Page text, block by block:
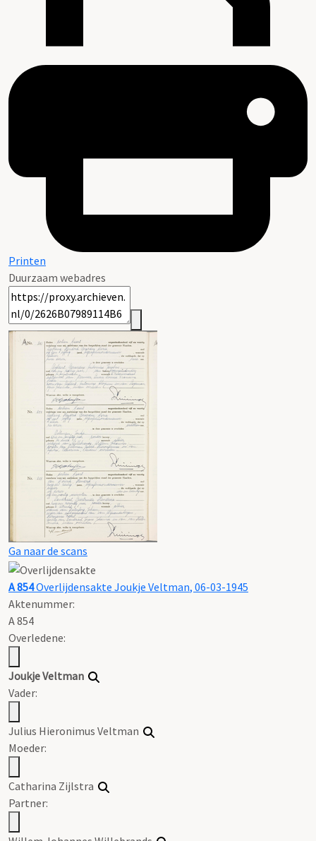
Printen
Duurzaam webadres
Ga naar de scans
A 854Overlijdensakte Joukje Veltman, 06-03-1945
Aktenummer:
A 854
Overledene:
JoukjeVeltman
Vader:
Julius Hieronimus Veltman
Moeder:
Catharina Zijlstra
Partner: